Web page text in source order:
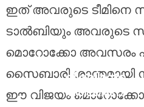
ഇത് അവരുടെ ടീമിനെ
ടാൽബിയും അവരുടെ
മൊറോക്കോ അവസരം
സൈബാരി ശാന്തമായി
ഈ വിജയം
വിരലിനേറ്റ
പരിക്കിനെ